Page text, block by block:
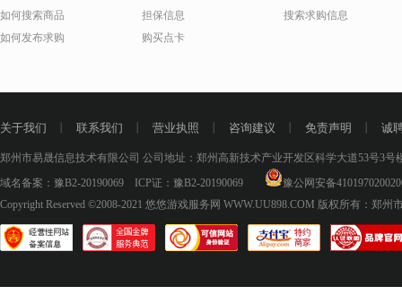
如何搜索商品
如何发布求购
担保信息
购买点卡
搜索求购信息
关于我们 联系我们 营业执照 咨询建议 免责声明 诚
郑州市易晟信息技术有限公司 公司地址：郑州高新技术产业开发区科学大道53号3号
域名备案： 豫B2-20190069 ICP证： 豫B2-20190069
豫公网安备
Copyright Reserved ©2008-2021 悠悠游戏服务网 WWW.UU898.COM 版权所有：郑州